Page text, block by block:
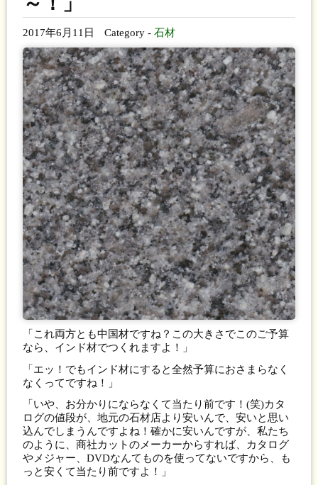
2017年6月11日 Category -石材
「これ両方とも中国材ですね？この大きさでこのご予算
なら、インド材でつくれますよ！」
「エッ！でもインド材にすると全然予算におさまらなく
なくってですね！」
「いや、お分かりにならなくて当たり前です！(笑)カタ
ログの値段が、地元の石材店より安いんで、安いと思い
込んでしまうんですよね！確かに安いんですが、私たち
のように、商社カットのメーカーからすれば、カタログ
やメジャー、DVDなんてものを使ってないですから、も
っと安くて当たり前ですよ！」